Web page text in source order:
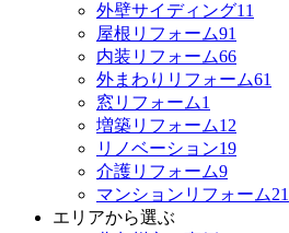
外壁サイディング11
屋根リフォーム91
内装リフォーム66
外まわりリフォーム61
窓リフォーム1
増築リフォーム12
リノベーション19
介護リフォーム9
マンションリフォーム21
エリアから選ぶ